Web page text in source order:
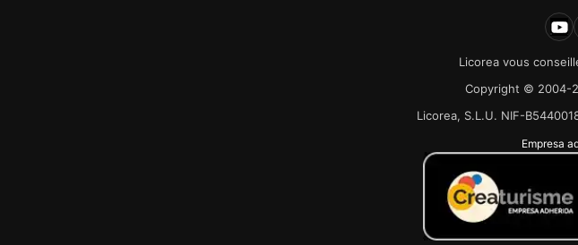
Licorea vous
Copyright © 2004-
Licorea, S.L.U. NIF-
Empresa